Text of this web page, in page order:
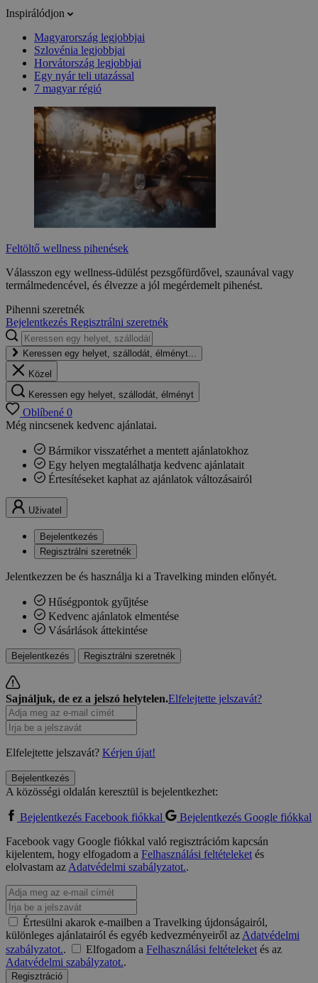
Inspirálódjon
Magyarország legjobbjai
Szlovénia legjobbjai
Horvátország legjobbjai
Egy nyár teli utazással
7 magyar régió
Feltöltő wellness pihenések
Válasszon egy wellness-üdülést pezsgőfürdővel, szaunával vagy
termálmedencével, és élvezze a jól megérdemelt pihenést.
Pihenni szeretnék
Bejelentkezés Regisztrálni szeretnék
Keressen egy helyet, szállodát, élményt...
Közel
Keressen egy helyet, szállodát, élményt
Oblíbené 0
Még nincsenek kedvenc ajánlatai.
Bármikor visszatérhet a mentett ajánlatokhoz
Egy helyen megtalálhatja kedvenc ajánlatait
Értesítéseket kaphat az ajánlatok változásairól
Uživatel
Bejelentkezés
Regisztrálni szeretnék
Jelentkezzen be és használja ki a Travelking minden előnyét.
Hűségpontok gyűjtése
Kedvenc ajánlatok elmentése
Vásárlások áttekintése
Bejelentkezés Regisztrálni szeretnék
Sajnáljuk, de ez a jelszó helytelen.Elfelejtette jelszavát?
Elfelejtette jelszavát? Kérjen újat!
Bejelentkezés
A közösségi oldalán keresztül is bejelentkezhet:
Bejelentkezés Facebook fiókkal
Bejelentkezés Google fiókkal
Facebook vagy Google fiókkal való regisztrációm kapcsán
kijelentem, hogy elfogadom a Felhasználási feltételeketés
elolvastam azAdatvédelmi szabályzatot..
Értesülni akarok e-mailben a Travelking újdonságairól,
különleges ajánlatairól és egyéb kedvezményeiről azAdatvédelmi
szabályzatot.. Elfogadom a Felhasználási feltételeketés az
Adatvédelmi szabályzatot..
Regisztráció